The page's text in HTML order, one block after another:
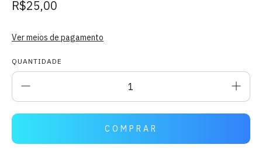
R$25,00
Ver meios de pagamento
QUANTIDADE